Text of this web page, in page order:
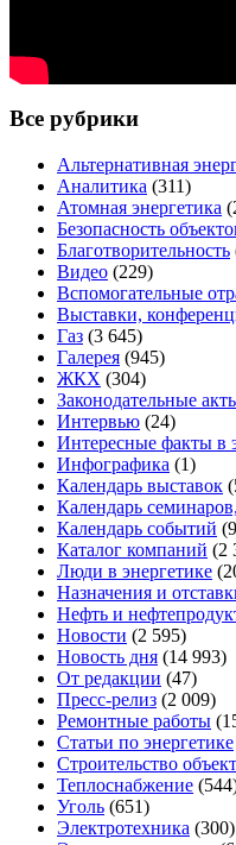
Все рубрики
Альтернативная
Аналитика (311)
Атомная энергетика
Безопасность
Благотворительность
Видео (229)
Вспомогательные
Выставки,
Газ (3 645)
Галерея (945)
ЖКХ (304)
Законодательные
Интервью (24)
Интересные факты в
Инфографика (1)
Календарь выставок
Календарь
Календарь событий
Каталог компаний (2
Люди в энергетике
Назначения и
Нефть и
Новости (2 595)
Новость дня (14 993)
От редакции (47)
Пресс-релиз (2 009)
Ремонтные работы
Статьи по энергетике
Строительство
Теплоснабжение
Уголь (651)
Электротехника (300)